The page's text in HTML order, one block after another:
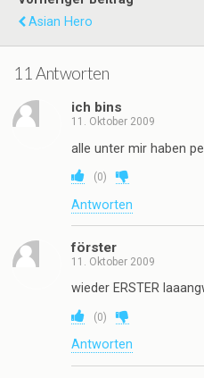
Asian Hero
11 Antworten
ich bins
11. Oktober 2009
alle unter mir haben
(0)
Antworten
förster
11. Oktober 2009
wieder ERSTER
(0)
Antworten